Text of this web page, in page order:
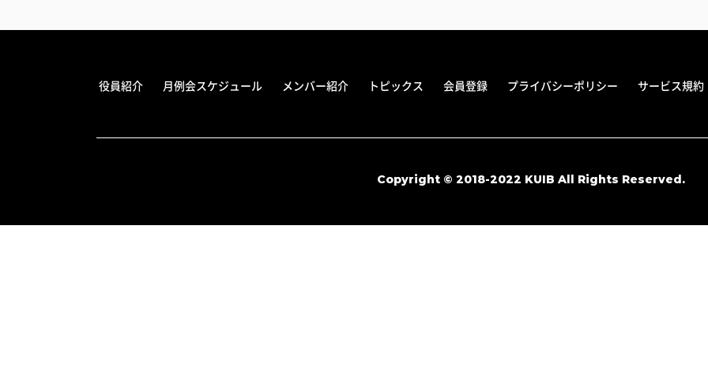
役員紹介 月例会スケジュール メンバー紹介 トピックス 会員登録 プライバシーポリシー サービス規約
Copyright © 2018-2022 KUIB All Rights Reserved.